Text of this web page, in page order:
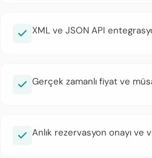
XML ve JSON API
Gerçek zamanlı fiyat ve
Anlık rezervasyon onayı